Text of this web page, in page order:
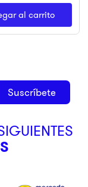
al carrito
Suscríbete